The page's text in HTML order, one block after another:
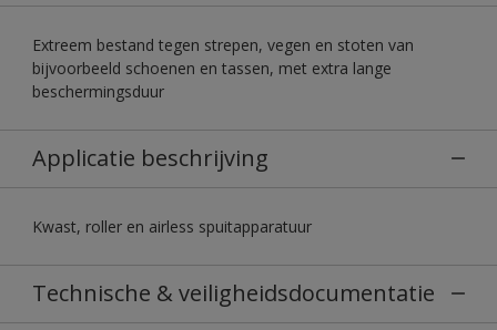
Extreem bestand tegen strepen, vegen en stoten van
bijvoorbeeld schoenen en tassen, met extra lange
beschermingsduur
Applicatie beschrijving
Kwast, roller en airless spuitapparatuur
Technische & veiligheidsdocumentatie